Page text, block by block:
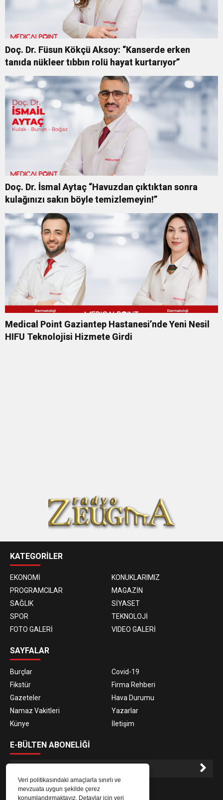
Veri politikasındaki amaçlarla sınırlı ve
mevzuata uygun şekilde çerez
konumlandırmaktayız. Detaylar için veri
Doç. Dr. Füsun Kökçü Aksoy: “Kanserde erken
tanıda nükleer tıbbın rolü hayat kurtarıyor”
Doç. Dr. İsmal Aytaç “Havuzdan çıktıktan sonra
kulağınızı sakın böyle temizlemeyin!”
Medical Point Gaziantep Hastanesi’nde Yeni Nesil
HIFU Teknolojisi Hizmete Girdi
KATEGORİLER
EKONOMİ
KONUKLARIMIZ
PROGRAMCILAR
MAGAZİN
SAĞLIK
SİYASET
SPOR
TEKNOLOJİ
FOTO GALERİ
VIDEO GALERİ
SAYFALAR
Burçlar
Covid-19
Fikstür
Firma Rehberi
Gazeteler
Hava Durumu
Namaz Vakitleri
Yazarlar
Künye
İletişim
E-BÜLTEN ABONELİĞİ
E-Bülten aboneliği ile haberlere daha hızlı erişin.